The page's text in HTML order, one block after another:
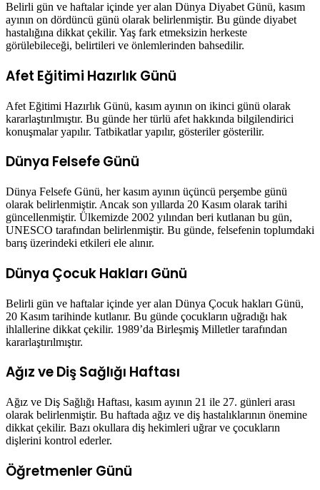
Belirli gün ve haftalar içinde yer alan Dünya Diyabet Günü, kasım
ayının on dördüncü günü olarak belirlenmiştir. Bu günde diyabet
hastalığına dikkat çekilir. Yaş fark etmeksizin herkeste
görülebileceği, belirtileri ve önlemlerinden bahsedilir.
Afet Eğitimi Hazırlık Günü
Afet Eğitimi Hazırlık Günü, kasım ayının on ikinci günü olarak
kararlaştırılmıştır. Bu günde her türlü afet hakkında bilgilendirici
konuşmalar yapılır. Tatbikatlar yapılır, gösteriler gösterilir.
Dünya Felsefe Günü
Dünya Felsefe Günü, her kasım ayının üçüncü perşembe günü
olarak belirlenmiştir. Ancak son yıllarda 20 Kasım olarak tarihi
güncellenmiştir. Ülkemizde 2002 yılından beri kutlanan bu gün,
UNESCO tarafından belirlenmiştir. Bu günde, felsefenin toplumdaki
barış üzerindeki etkileri ele alınır.
Dünya Çocuk Hakları Günü
Belirli gün ve haftalar içinde yer alan Dünya Çocuk hakları Günü,
20 Kasım tarihinde kutlanır. Bu günde çocukların uğradığı hak
ihlallerine dikkat çekilir. 1989’da Birleşmiş Milletler tarafından
kararlaştırılmıştır.
Ağız ve Diş Sağlığı Haftası
Ağız ve Diş Sağlığı Haftası, kasım ayının 21 ile 27. günleri arası
olarak belirlenmiştir. Bu haftada ağız ve diş hastalıklarının önemine
dikkat çekilir. Bazı okullara diş hekimleri uğrar ve çocukların
dişlerini kontrol ederler.
Öğretmenler Günü